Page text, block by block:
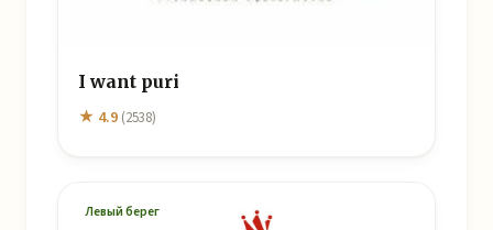
I want puri
★ 4.9 (2538)
Левый берег